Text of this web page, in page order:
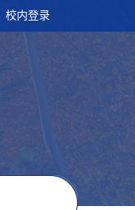
校内登录